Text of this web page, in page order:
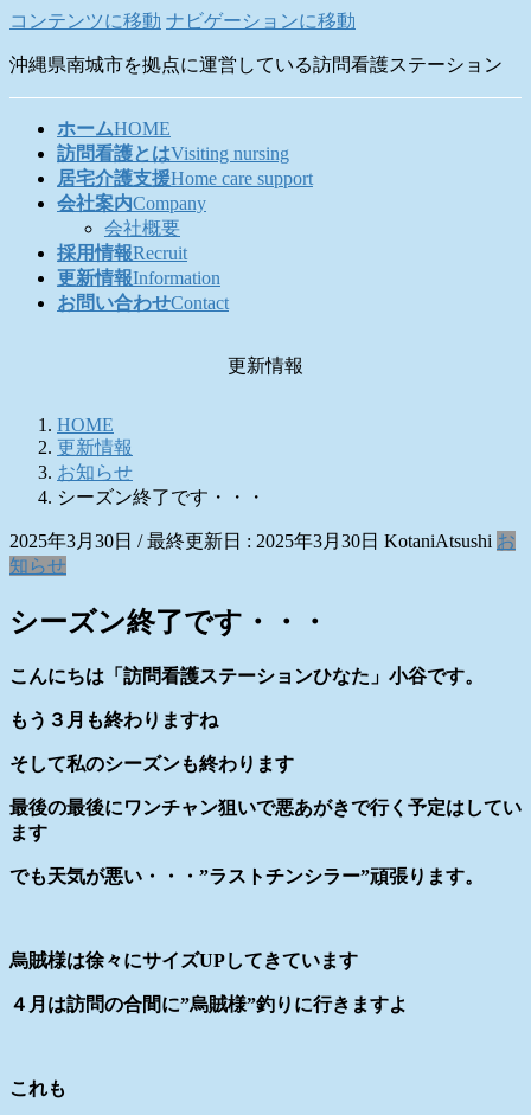
コンテンツに移動 ナビゲーションに移動
沖縄県南城市を拠点に運営している訪問看護ステーション
ホームHOME
訪問看護とはVisiting nursing
居宅介護支援Home care support
会社案内Company
会社概要
採用情報Recruit
更新情報Information
お問い合わせContact
更新情報
HOME
更新情報
お知らせ
シーズン終了です・・・
2025年3月30日 / 最終更新日 : 2025年3月30日 KotaniAtsushi お
知らせ
シーズン終了です・・・
こんにちは「訪問看護ステーションひなた」小谷です。
もう３月も終わりますね
そして私のシーズンも終わります
最後の最後にワンチャン狙いで悪あがきで行く予定はしてい
ます
でも天気が悪い・・・”ラストチンシラー”頑張ります。
烏賊様は徐々にサイズUPしてきています
４月は訪問の合間に”烏賊様”釣りに行きますよ
これも